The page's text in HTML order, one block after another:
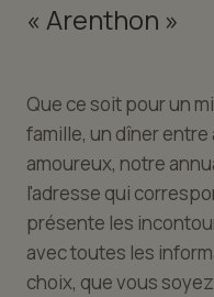
« Arenthon »
Que ce soit pour un
famille, un dîner entre
amoureux, notre
l'adresse qui
présente les
avec toutes les
choix, que vous